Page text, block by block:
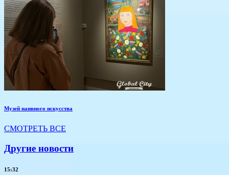
Музей наивного искусства
СМОТРЕТЬ ВСЕ
Другие новости
15:32